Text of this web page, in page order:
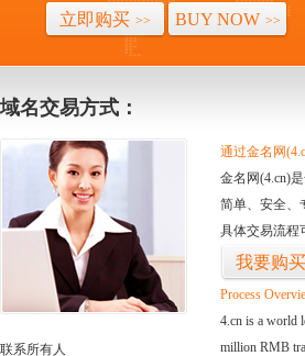
立即购买 >> BUY NOW >>
域名交易方式：
联系所有人
通过金名网
金名网(4.cn)
简单、安全、
具体交易流程
我要购买
Process
4.cn is a world
million RMB